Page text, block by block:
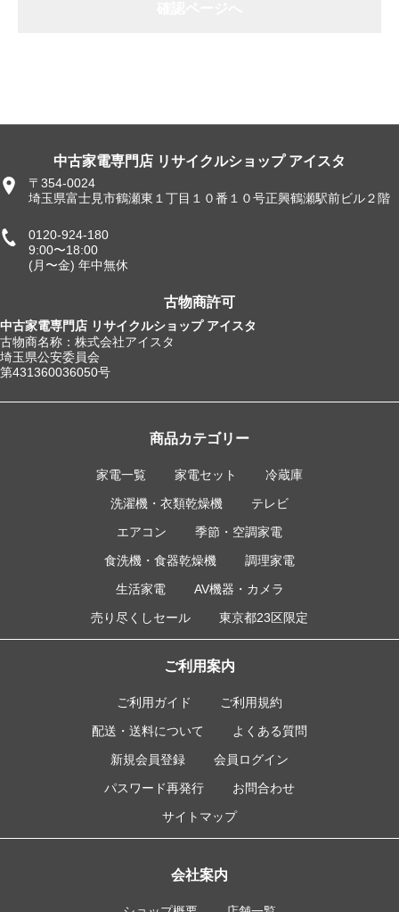
中古家電専門店 リサイクルショップ アイスタ
〒354-0024
埼玉県富士見市鶴瀬東１丁目１０番１０号正興鶴瀬駅前ビル２階
0120-924-180
9:00〜18:00
(月〜金) 年中無休
古物商許可
中古家電専門店 リサイクルショップ アイスタ
古物商名称：株式会社アイスタ
埼玉県公安委員会
第431360036050号
商品カテゴリー
家電一覧 家電セット
冷蔵庫
洗濯機・衣類乾燥機
テレビ
エアコン
季節・空調家電
食洗機・食器乾燥機
調理家電
生活家電
AV機器・カメラ
売り尽くしセール
東京都23区限定
ご利用案内
ご利用ガイド
ご利用規約
配送・送料について
よくある質問
新規会員登録
会員ログイン
パスワード再発行
お問合わせ
サイトマップ
会社案内